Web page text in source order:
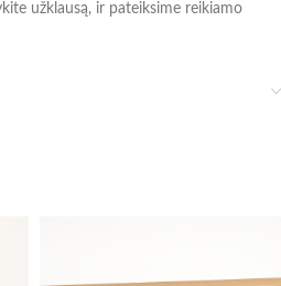
užklausą, ir pateiksime reikiamo